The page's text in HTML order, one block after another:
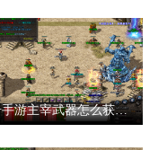
传奇手游主宰武器怎么获得的啊